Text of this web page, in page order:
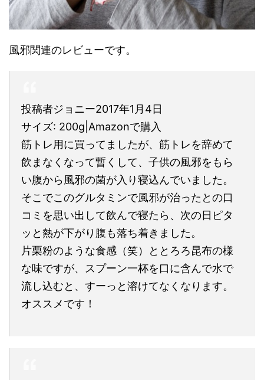
風邪関連のレビューです。
投稿者ジョニー2017年1月4日
サイズ: 200g|Amazonで購入
筋トレ用に買ってましたが、筋トレを辞めて
飲まなくなって暫くして、子供の風邪をもら
い腹から風邪の菌が入り寝込んでいました。
そこでこのグルタミンで風邪が治ったとの口
コミを思い出して飲んで寝たら、次の日ピタ
ッと熱が下がり腹も落ち着きました。
片栗粉のような食感（笑）ととろろ昆布の様
な味ですが、スプーン一杯を口に含んで水で
流し込むと、すーっと溶けてなくなります。
オススメです！